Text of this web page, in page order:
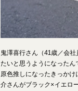
鬼澤喜行さん（41歳／会
たいと思うようになった
原色推しになったきっか
介さんがブラック×イエロ